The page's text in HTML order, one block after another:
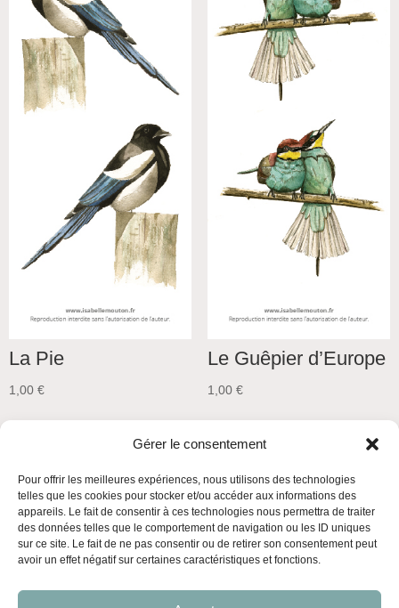
Gérer le consentement
Pour offrir les meilleures expériences, nous utilisons des technologies
telles que les cookies pour stocker et/ou accéder aux informations des
appareils. Le fait de consentir à ces technologies nous permettra de traiter
des données telles que le comportement de navigation ou les ID uniques
sur ce site. Le fait de ne pas consentir ou de retirer son consentement peut
avoir un effet négatif sur certaines caractéristiques et fonctions.
La Pie
1,00 €
Le Guêpier d’Europe
1,00 €
Mentions légales
Politique de confidentialité